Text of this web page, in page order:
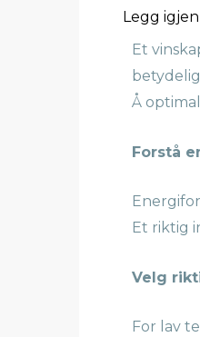
Legg
Et
Å
Forstå
Et riktig
Velg
For lav